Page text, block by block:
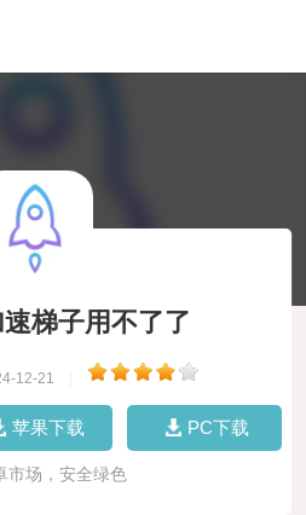
梯子用不了了
12-21
苹果下载 PC下载
市场，安全绿色